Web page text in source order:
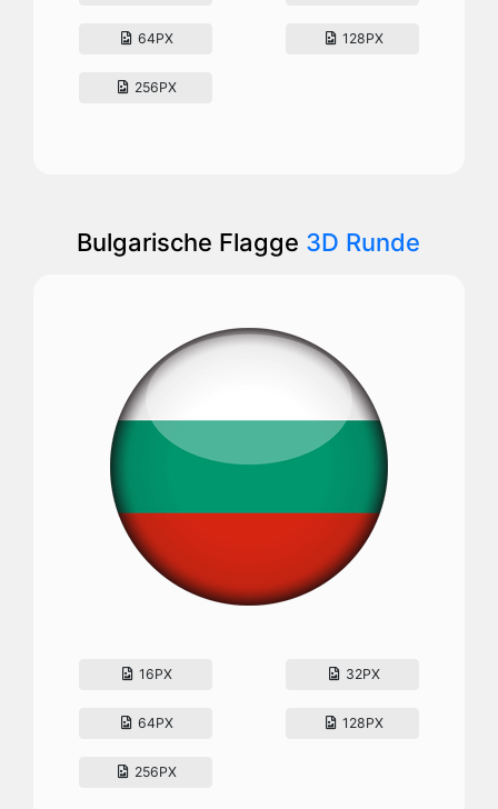
64PX 128PX
256PX
Bulgarische Flagge 3D Runde
16PX 32PX
64PX 128PX
256PX